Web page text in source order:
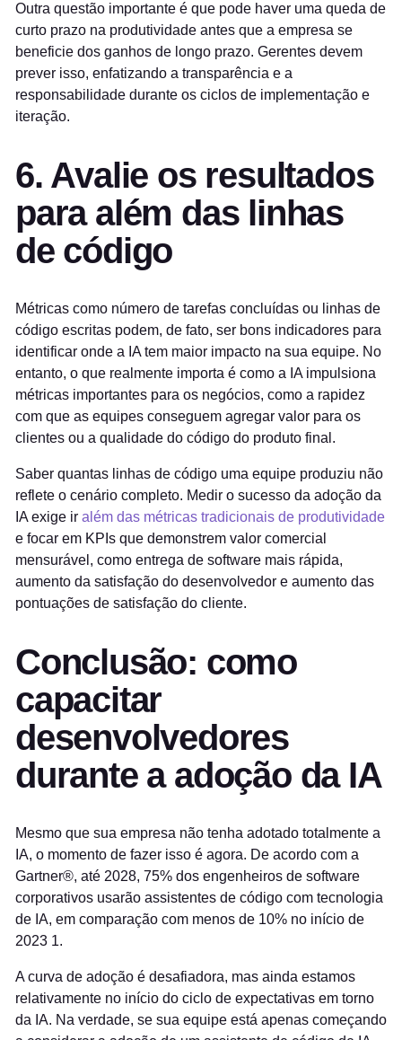
Outra questão importante é que pode haver uma queda de
curto prazo na produtividade antes que a empresa se
beneficie dos ganhos de longo prazo. Gerentes devem
prever isso, enfatizando a transparência e a
responsabilidade durante os ciclos de implementação e
iteração.
6. Avalie os resultados
para além das linhas
de código
Métricas como número de tarefas concluídas ou linhas de
código escritas podem, de fato, ser bons indicadores para
identificar onde a IA tem maior impacto na sua equipe. No
entanto, o que realmente importa é como a IA impulsiona
métricas importantes para os negócios, como a rapidez
com que as equipes conseguem agregar valor para os
clientes ou a qualidade do código do produto final.
Saber quantas linhas de código uma equipe produziu não
reflete o cenário completo. Medir o sucesso da adoção da
IA exige ir além das métricas tradicionais de produtividade
e focar em KPIs que demonstrem valor comercial
mensurável, como entrega de software mais rápida,
aumento da satisfação do desenvolvedor e aumento das
pontuações de satisfação do cliente.
Conclusão: como
capacitar
desenvolvedores
durante a adoção da IA
Mesmo que sua empresa não tenha adotado totalmente a
IA, o momento de fazer isso é agora. De acordo com a
Gartner®, até 2028, 75% dos engenheiros de software
corporativos usarão assistentes de código com tecnologia
de IA, em comparação com menos de 10% no início de
2023 1.
A curva de adoção é desafiadora, mas ainda estamos
relativamente no início do ciclo de expectativas em torno
da IA. Na verdade, se sua equipe está apenas começando